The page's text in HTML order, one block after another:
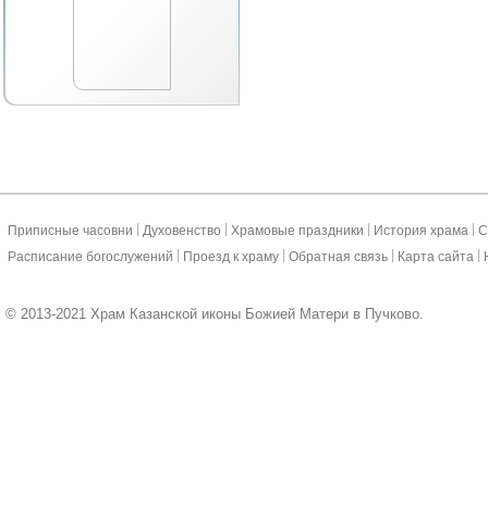
Приписные часовни Духовенство Храмовые праздники История храма
Расписание богослужений
Проезд к храму Обратная связь Карта сайта
© 2013-2021 Храм Казанской иконы Божией Матери в Пучково.